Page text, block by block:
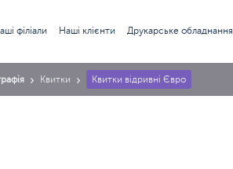
філіали Наші клієнти Друкарське обладнання
Квитки Квитки відривні Євро